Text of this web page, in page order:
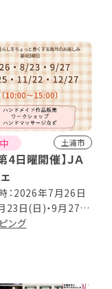
土浦市
4日曜開催】ＪＡ
：2026年7月26日
23日(日)・9月27日
25日(日)・11月22
ング